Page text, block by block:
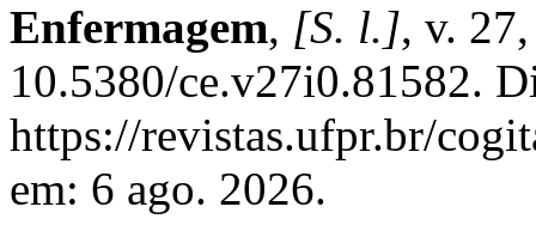
Enfermagem, [S. l.], v.
10.5380/ce.v27i0.81582.
https://revistas.ufpr.br/
em: 6 ago. 2026.